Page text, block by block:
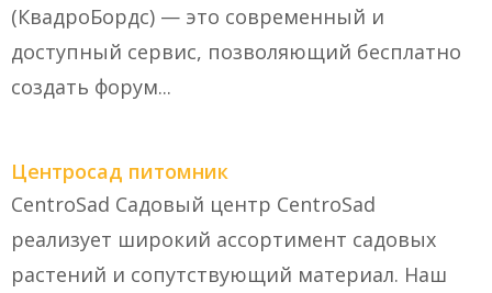
(КвадроБордс) — это современный и
доступный сервис, позволяющий бесплатно
создать форум...
Центросад питомник
CentroSad Садовый центр CentroSad
реализует широкий ассортимент садовых
растений и сопутствующий материал. Наш